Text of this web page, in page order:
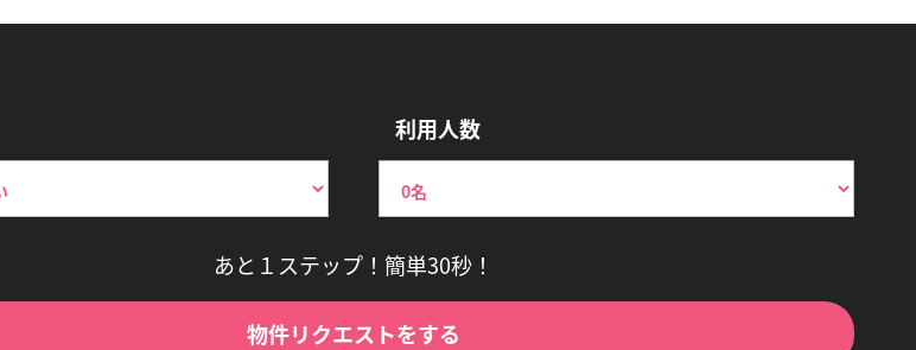
利用人数
あと１ステップ！簡単30秒！
物件リクエストをする